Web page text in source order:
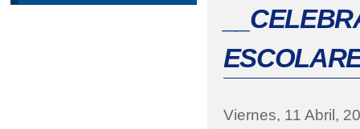
2022 ' JORNADA
Viernes, 11 Abril,